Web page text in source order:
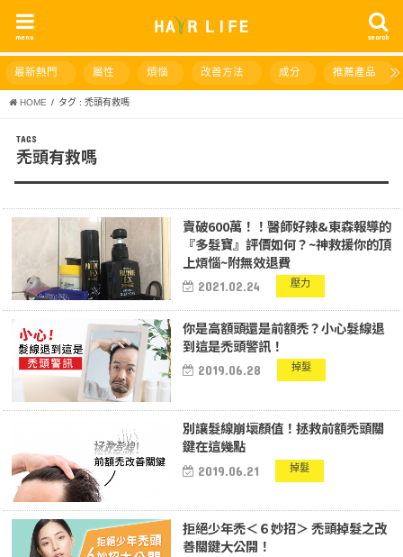
search
menu
最新熱門 屬性 煩惱 改善方法 成分 推薦產品
HOME タグ : 禿頭有救嗎
禿頭有救嗎
賣破600萬！！醫師好辣&東森報導的
『多髮寶』評價如何？~神救援你的頂
上煩惱~附無效退費
2021.02.24 壓力
你是高額頭還是前額禿？小心髮線退
到這是禿頭警訊！
2019.06.28 掉髮
別讓髮線崩壞顏值！拯救前額禿頭關
鍵在這幾點
2019.06.21 掉髮
拒絕少年禿＜６妙招＞ 禿頭掉髮之改
善關鍵大公開！